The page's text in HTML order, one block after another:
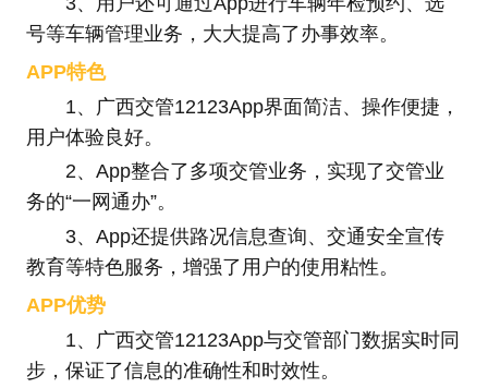
号等车辆管理业务，大大提高了办事效率。
APP特色
1、广西交管12123App界面简洁、操作便捷，
用户体验良好。
2、App整合了多项交管业务，实现了交管业
务的“一网通办”。
3、App还提供路况信息查询、交通安全宣传
教育等特色服务，增强了用户的使用粘性。
APP优势
1、广西交管12123App与交管部门数据实时同
步，保证了信息的准确性和时效性。